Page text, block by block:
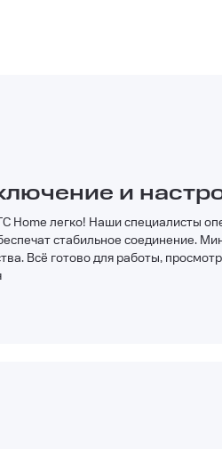
и
Home легко! Наши специалисты
стабильное соединение.
Всё готово для работы,